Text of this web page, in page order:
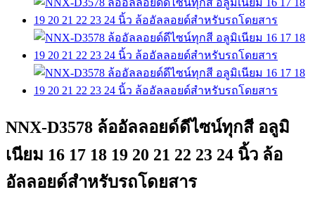
NNX-D3578 ล้ออัลลอยด์ดีไซน์ทุกสี อลูมิ
เนียม 16 17 18 19 20 21 22 23 24 นิ้ว ล้อ
อัลลอยด์สำหรับรถโดยสาร